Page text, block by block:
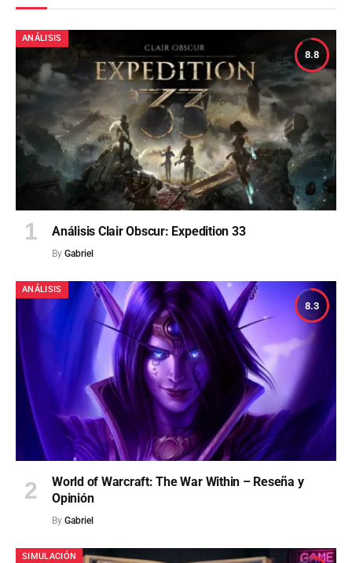
8.8
ANÁLISIS
Análisis Clair Obscur: Expedition 33
By Gabriel
8.3
ANÁLISIS
World of Warcraft: The War Within – Reseña y
Opinión
By Gabriel
SIMULACIÓN